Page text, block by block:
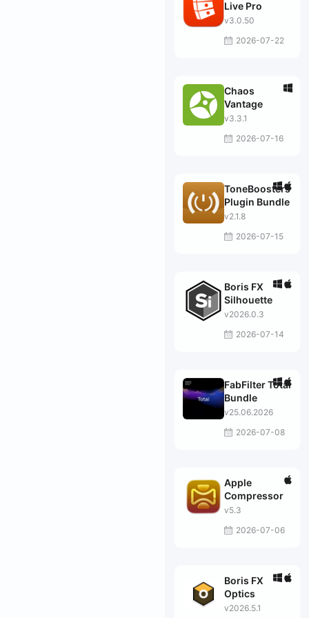
Live Pro
v3.0.50
2026-07-22
Chaos
Vantage
v3.3.1
2026-07-16
ToneBoosters
Plugin Bundle
v2.1.8
2026-07-15
Boris FX
Silhouette
v2026.0.3
2026-07-14
FabFilter Total
Bundle
v25.06.2026
2026-07-08
Apple
Compressor
v5.3
2026-07-06
Boris FX
Optics
v2026.5.1